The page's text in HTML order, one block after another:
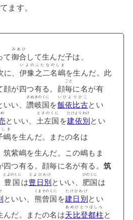
ます。
て御合
みあひ
して生んだ子は、
、 伊豫之二名嶋
いよのふたなのしま
を生んだ。此
顔が四つ有る。顔毎
ごと
に名が有
いい、讚岐国
さぬきのくに
を飯依比古
いひよりひこ
とい
といい、 土左国
とさのくに
を建依別
たけよりわけ
とい
嶋
ま
を生んだ。またの名は
筑紫嶋を生んだ。この嶋もま
つ有る。顔毎に名が有る。 筑
豊国
とよのくに
は豊日別
とよひわけ
といい、 肥国
ひのくに
は
といい、 熊曾国
くまそのくに
を建日別
たけひわけ
とい
んだ。またの名は天比登都柱
あめひとつばしら
と